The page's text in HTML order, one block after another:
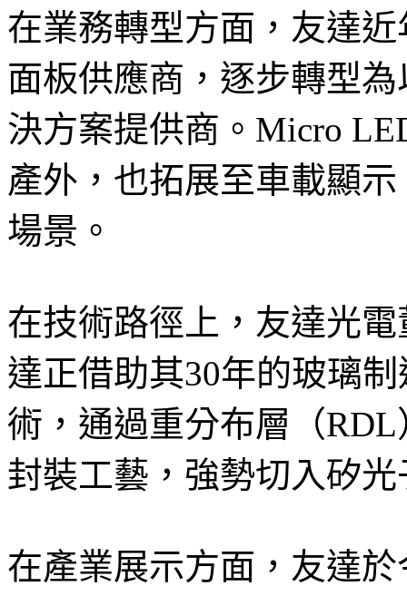
在業務轉型方面，友達
面板供應商，逐步轉型
決方案提供商。Micro
產外，也拓展至車載顯
場景。
在技術路徑上，友達光
達正借助其30年的玻璃
術，通過重分布層（
封裝工藝，強勢切入矽
在產業展示方面，友達於